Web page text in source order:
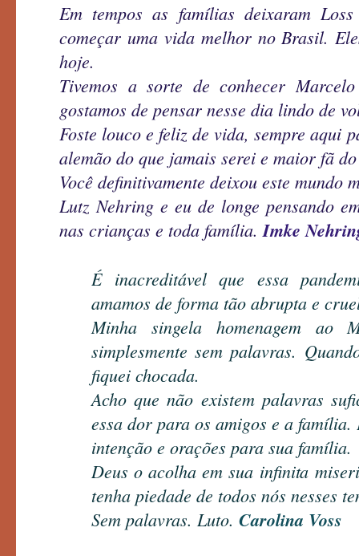
Em tempos as famílias deixaram
começar uma vida melhor no Brasil.
hoje.
Tivemos a sorte de conhecer
gostamos de pensar nesse dia lindo de
Foste louco e feliz de vida, sempre aqui
alemão do que jamais serei e maior fã
Você definitivamente deixou este mundo
Lutz Nehring e eu de longe pensando
nas crianças e toda família.Imke
É inacreditável que essa
amamos de forma tão abrupta e
Minha singela homenagem ao
simplesmente sem palavras.
fiquei chocada.
Acho que não existem palavras
essa dor para os amigos e a família.
intenção e orações para sua família.
Deus o acolha em sua infinita
tenha piedade de todos nós nesses
Sem palavras. Luto. Carolina Voss